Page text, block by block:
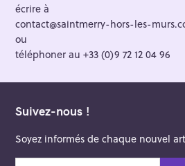
écrire à
contact@saintmerry-hors-les-
ou
téléphoner au +33 (0)9 72 12 04 96
Suivez-nous !
Soyez informés de chaque nouvel